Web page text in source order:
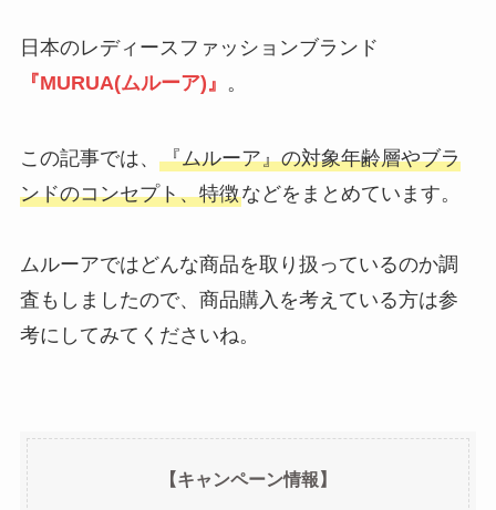
日本のレディースファッションブランド
『MURUA(ムルーア)』 。
この記事では、 『ムルーア』の対象年齢層やブラ
ンドのコンセプト、特徴などをまとめています。
ムルーアではどんな商品を取り扱っているのか調
査もしましたので、商品購入を考えている方は参
考にしてみてくださいね。
【キャンペーン情報】